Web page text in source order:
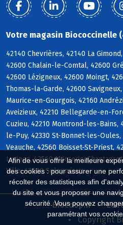
Afin de vous offrir la meilleure
des cookies : pour assurer une
récolter des statistiques afin
du site et vous proposer une
sécurité. Vous pouvez
paramétrant vos
Votre magasin Biococcinelle
42140 Chevrières, 42140 La
42600 Chalain-le-Comtal, 42600
42600 Lézigneux, 42600 Moingt,
Thomas-la-Garde, 42600
Maurice-en-Gourgois, 42160
Aveizieux, 42210 Bellegarde-en-
Cuzieu, 42210 Montrond-les-Bains,
le-Puy, 42330 St-Bonnet-les-Oules,
Veauche, 42560 Boisset-St-Priest,
Luriecq, 42560 Margerie-
Ville, 42560 Soleymieux
Biocoop.fr
Le
Copyright